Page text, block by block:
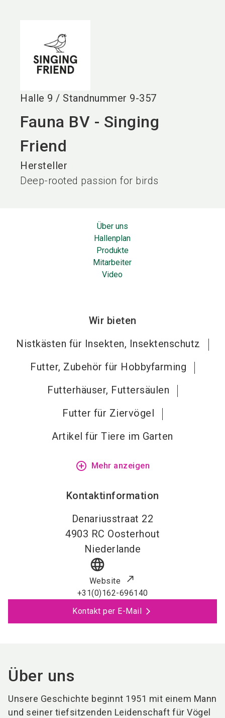
Halle 9 / Standnummer 9-357
Fauna BV - Singing
Friend
Hersteller
Deep-rooted passion for birds
Über uns
Hallenplan
Produkte
Mitarbeiter
Video
Wir bieten
Nistkästen für Insekten, Insektenschutz
Futter, Zubehör für Hobbyfarming
Futterhäuser, Futtersäulen
Futter für Ziervögel
Artikel für Tiere im Garten
add_circle_outline Mehr anzeigen
Kontaktinformation
Denariusstraat 22
4903 RC Oosterhout
Niederlande
language
Website
+31(0)162-696140
Kontakt per E-Mail
Über uns
Unsere Geschichte beginnt 1951 mit einem Mann
und seiner tiefsitzenden Leidenschaft für Vögel